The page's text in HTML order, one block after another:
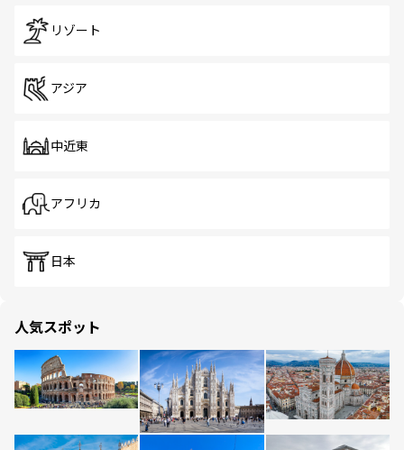
リゾート
アジア
中近東
アフリカ
日本
人気スポット